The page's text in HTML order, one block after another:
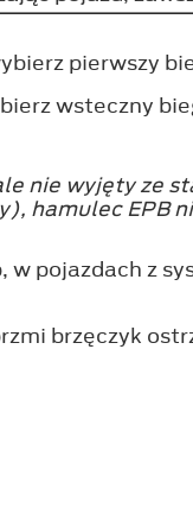
pierwszy
wsteczny
nie wyjęty ze
hamulec EPB
pojazdach z
brzęczyk